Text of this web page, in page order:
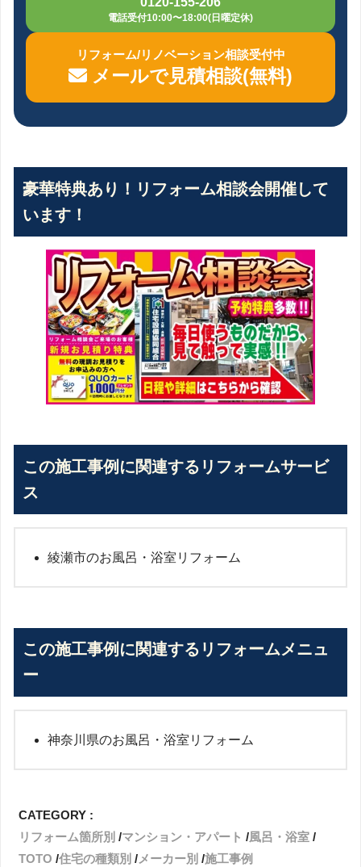
電話受付10:00〜18:00(日曜定休)
リフォーム/リノベーション相談受付中
メールで見積相談(無料)
豪華特典あり！リフォーム相談会開催して
います！
この施工事例に関連するリフォームサービ
ス
綾瀬市のお風呂・浴室リフォーム
この施工事例に関連するリフォームメニュ
ー
神奈川県のお風呂・浴室リフォーム
CATEGORY :
リフォーム箇所別
マンション・アパート
風呂・浴室
TOTO 住宅の種類別 メーカー別 施工事例